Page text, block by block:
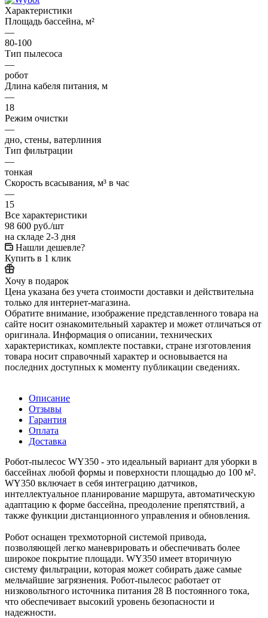
Характеристики
Площадь бассейна, м²
—
80-100
Тип пылесоса
—
робот
Длина кабеля питания, м
—
18
Режим очистки
—
дно, стены, ватерлиния
Тип фильтрации
—
тонкая
Скорость всасывания, м³ в час
—
15
Все характеристики
98 600 руб./шт
на складе 2-3 дня
Нашли дешевле?
Купить в 1 клик
Хочу в подарок
Цена указана без учета стоимости доставки и действительна
только для интернет-магазина.
Обратите внимание, изображение представленного товара на
сайте носит ознакомительный характер и может отличаться от
оригинала. Информация о описании, технических
характеристиках, комплекте поставки, стране изготовления
товара носит справочный характер и основывается на
последних доступных к моменту публикации сведениях.
Описание
Отзывы
Гарантия
Оплата
Доставка
Робот-пылесос WY350 - это идеальный вариант для уборки в
бассейнах любой формы и поверхности площадью до 100 м².
WY350 включает в себя интеграцию датчиков,
интеллектуальное планирование маршрута, автоматическую
адаптацию к форме бассейна, преодоление препятствий, а
также функции дистанционного управления и обновления.
Робот оснащен трехмоторной системой привода,
позволяющей легко маневрировать и обеспечивать более
широкое покрытие площади. WY350 имеет вторичную
систему фильтрации, которая может собирать даже самые
мельчайшие загрязнения. Робот-пылесос работает от
низковольтного источника питания 28 В постоянного тока,
что обеспечивает высокий уровень безопасности и
надежности.